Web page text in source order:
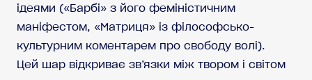
ідеями («Барбі» з його феміністичним
маніфестом, «Матриця» із філософсько-
культурним коментарем про свободу волі).
Цей шар відкриває зв’язки між твором і світом